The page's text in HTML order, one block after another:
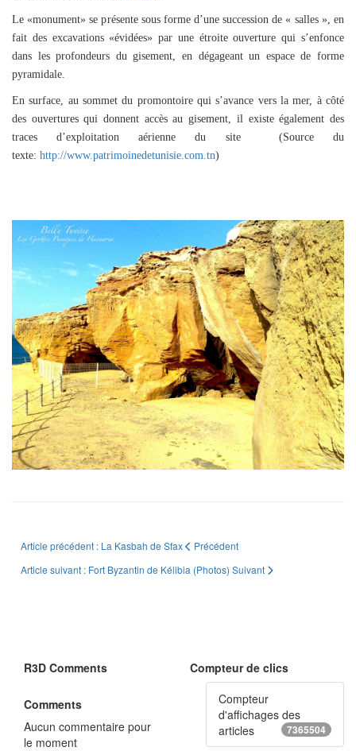
Le «monument» se présente sous forme d’une succession de « salles », en
fait des excavations «évidées» par une étroite ouverture qui s’enfonce
dans les profondeurs du gisement, en dégageant un espace de forme
pyramidale.
En surface, au sommet du promontoire qui s’avance vers la mer, à côté
des ouvertures qui donnent accès au gisement, il existe également des
traces d’exploitation aérienne du site
(Source du
texte: http://www.patrimoinedetunisie.com.tn)
Article précédent : La Kasbah de Sfax
Précédent
Article suivant : Fort Byzantin de Kélibia (Photos) Suivant
R3D Comments
Comments
Aucun commentaire pour
le moment
Compteur de clics
Compteur
d'affichages des
articles
7365504